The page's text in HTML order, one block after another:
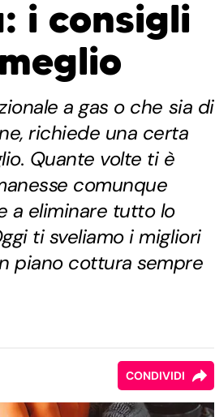
i consigli
a gas o che sia di
richiede una certa
Quante volte ti è
comunque
a eliminare tutto lo
ti sveliamo i migliori
piano cottura sempre
CONDIVIDI